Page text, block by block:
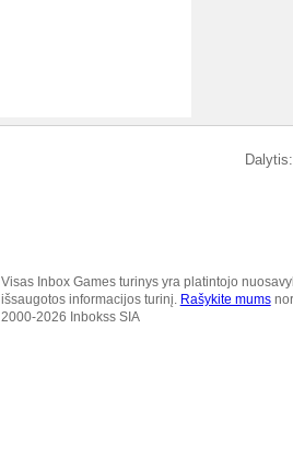
Dalytis:
Visas Inbox Games turinys yra platintojo
išsaugotos informacijos turinį. Rašykite mums
2000-2026 Inbokss SIA